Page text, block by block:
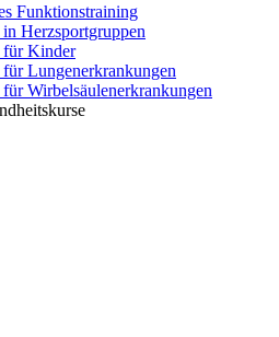
Funktionstraining
Herzsportgruppen
für Kinder
für Lungenerkrankungen
für Wirbelsäulenerkrankungen